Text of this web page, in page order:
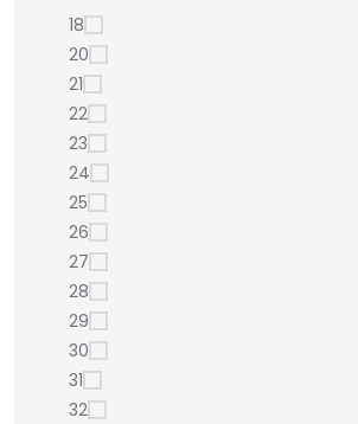
18
20
21
22
23
24
25
26
27
28
29
30
31
32